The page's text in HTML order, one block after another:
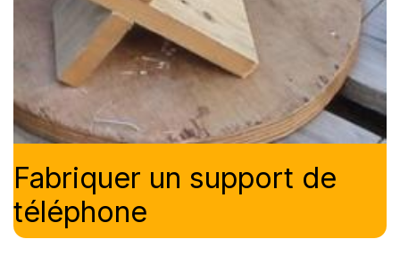
Fabriquer un support de
téléphone